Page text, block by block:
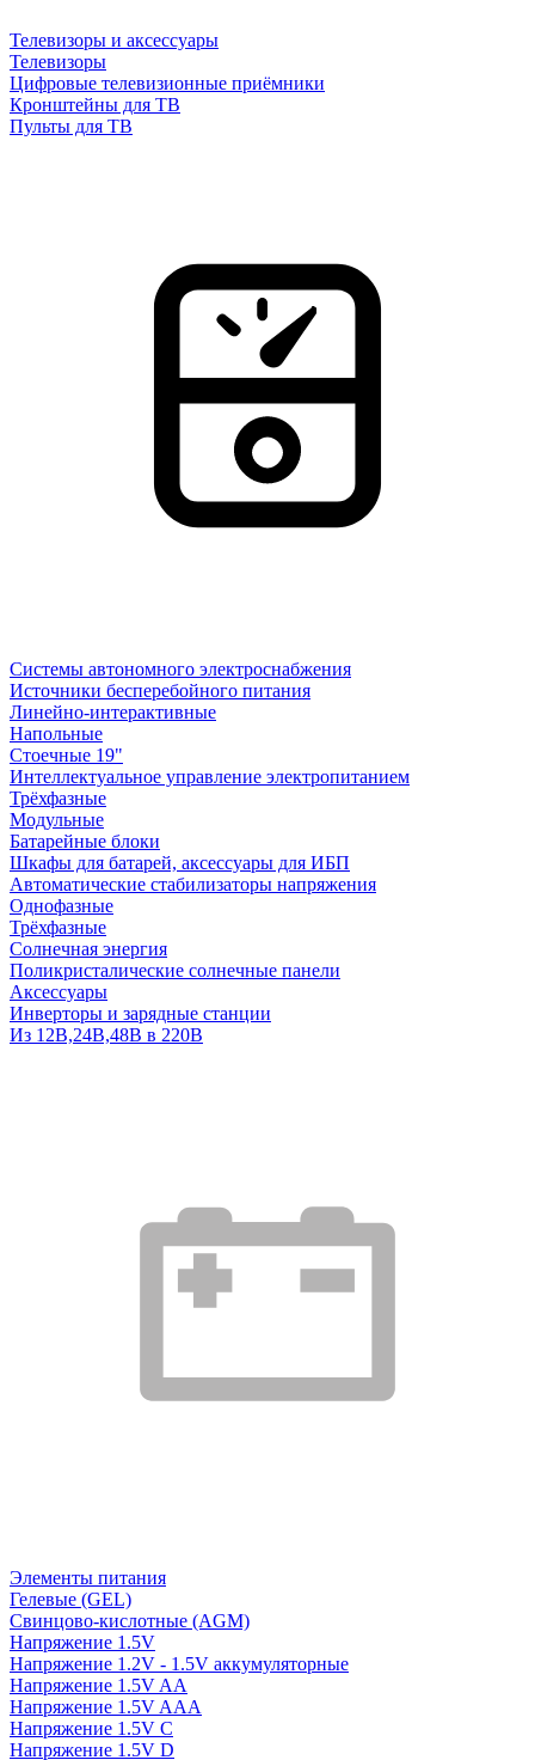
Телевизоры и аксессуары
Телевизоры
Цифровые телевизионные приёмники
Кронштейны для ТВ
Пульты для ТВ
Системы автономного электроснабжения
Источники бесперебойного питания
Линейно-интерактивные
Напольные
Стоечные 19"
Интеллектуальное управление электропитанием
Трёхфазные
Модульные
Батарейные блоки
Шкафы для батарей, аксессуары для ИБП
Автоматические стабилизаторы напряжения
Однофазные
Трёхфазные
Солнечная энергия
Поликристалические солнечные панели
Аксессуары
Инверторы и зарядные станции
Из 12В,24В,48В в 220В
Элементы питания
Гелевые (GEL)
Свинцово-кислотные (AGM)
Напряжение 1.5V
Напряжение 1.2V - 1.5V аккумуляторные
Напряжение 1.5V AA
Напряжение 1.5V AAA
Напряжение 1.5V C
Напряжение 1.5V D